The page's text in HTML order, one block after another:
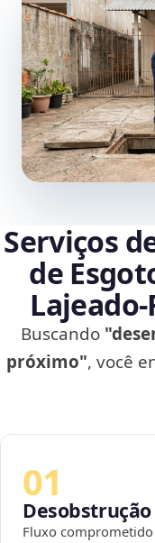
Serviços
de
Buscando
próximo", você
01
Fluxo